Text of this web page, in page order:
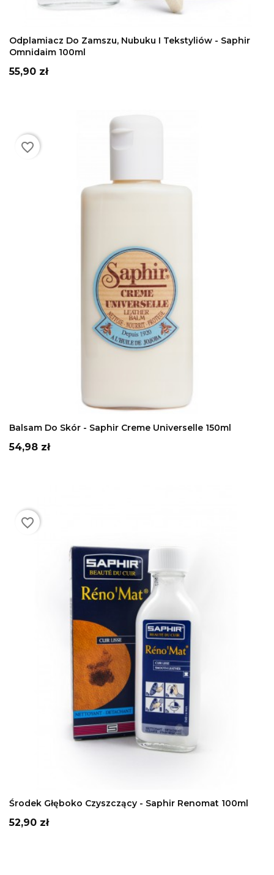
Odplamiacz Do Zamszu, Nubuku I Tekstyliów - Saphir
Omnidaim 100ml
Cena
55,90 zł
Balsam Do Skór - Saphir Creme Universelle 150ml
Cena
54,98 zł
favorite_border
Środek Głęboko Czyszczący - Saphir Renomat 100ml
Cena
52,90 zł
favorite_border